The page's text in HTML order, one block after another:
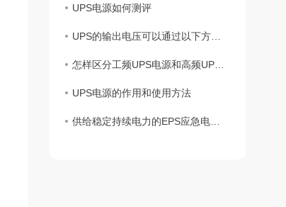
UPS电源如何测评
UPS的输出电压可以通过以下方法进行判断
怎样区分工频UPS电源和高频UPS电源?
UPS电源的作用和使用方法
供给稳定持续电力的EPS应急电源的工作原理